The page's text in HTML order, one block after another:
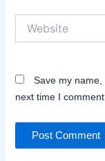
Save my
next time I comment.